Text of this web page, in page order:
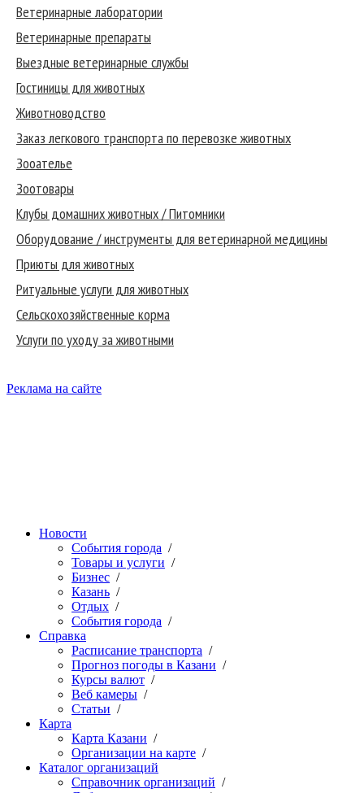
Ветеринарные лаборатории
Ветеринарные препараты
Выездные ветеринарные службы
Гостиницы для животных
Животноводство
Заказ легкового транспорта по перевозке животных
Зооателье
Зоотовары
Клубы домашних животных / Питомники
Оборудование / инструменты для ветеринарной медицины
Приюты для животных
Ритуальные услуги для животных
Сельскохозяйственные корма
Услуги по уходу за животными
Реклама на сайте
Новости
События города /
Товары и услуги /
Бизнес /
Казань /
Отдых /
События города /
Справка
Расписание транспорта /
Прогноз погоды в Казани /
Курсы валют /
Веб камеры /
Статьи /
Карта
Карта Казани /
Организации на карте /
Каталог организаций
Справочник организаций /